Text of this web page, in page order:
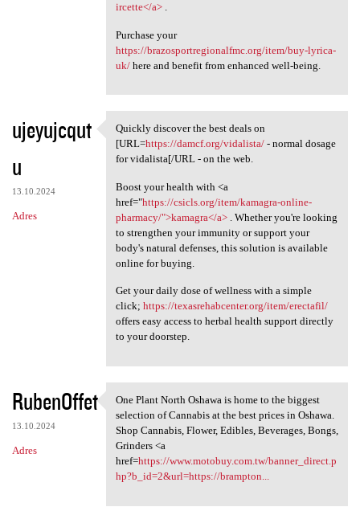
ircette</a>.
Purchase your
https://brazosportregionalfmc.org/item/buy-lyrica-
uk/here and benefit from enhanced well-being.
ujeyujcqut
u
13.10.2024
Adres
Quickly discover the best
Quickly discover the best deals on
[URL=https://damcf.org/vidalista/- normal dosage
for vidalista[/URL - on the web.
Boost your health with <a
href="https://csicls.org/item/kamagra-online-
pharmacy/">kamagra</a>. Whether you're looking
to strengthen your immunity or support your
body's natural defenses, this solution is available
online for buying.
Get your daily dose of wellness with a simple
click; https://texasrehabcenter.org/item/erectafil/
offers easy access to herbal health support directly
to your doorstep.
RubenOffet
13.10.2024
Adres
One Plant North Oshawa is
One Plant North Oshawa is home to the biggest
selection of Cannabis at the best prices in Oshawa.
Shop Cannabis, Flower, Edibles, Beverages, Bongs,
Grinders <a
href=https://www.motobuy.com.tw/banner_direct.p
hp?b_id=2&url=https://brampton...